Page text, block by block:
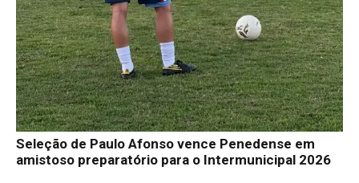
Seleção de Paulo Afonso vence Penedense em
amistoso preparatório para o Intermunicipal 2026